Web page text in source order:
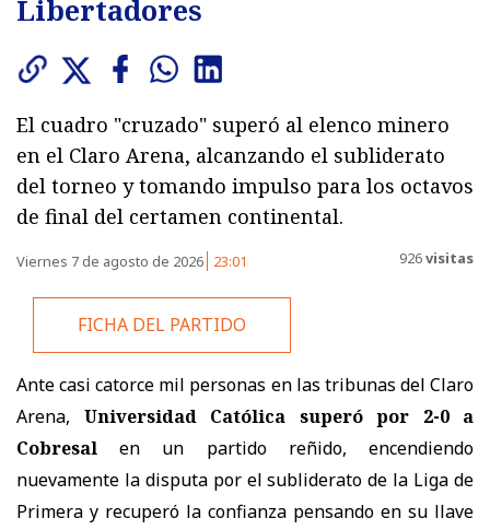
Libertadores
El cuadro "cruzado" superó al elenco minero
en el Claro Arena, alcanzando el subliderato
del torneo y tomando impulso para los octavos
de final del certamen continental.
Viernes 7 de agosto de 2026 23:01 926visitas
FICHA DEL PARTIDO
Ante casi catorce mil personas en las tribunas del Claro
Arena, Universidad Católica superó por 2-0 a
Cobresal en un partido reñido, encendiendo
nuevamente la disputa por el subliderato de la Liga de
Primera y recuperó la confianza pensando en su llave